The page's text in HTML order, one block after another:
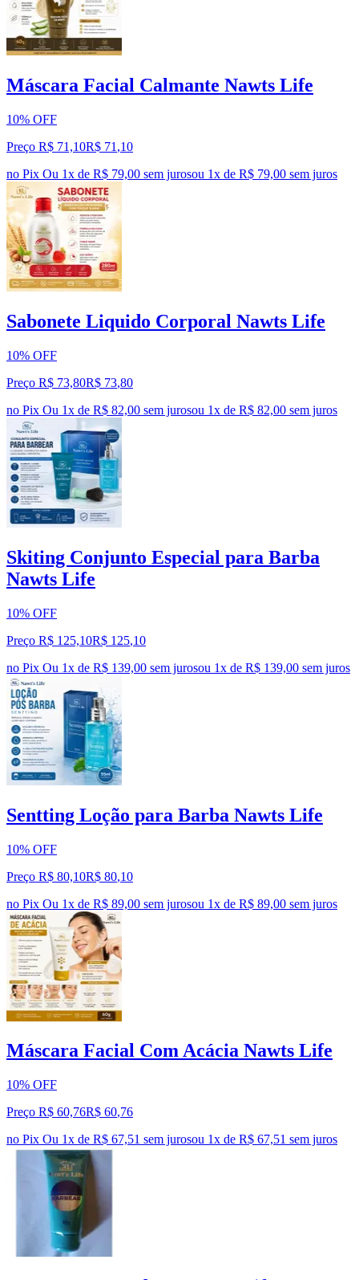
Máscara Facial Calmante Nawts Life
10% OFF
Preço R$ 71,10R$ 71 ,10
no Pix Ou 1x de R$ 79,00 sem jurosou 1x de R$ 79,00 sem juros
Sabonete Liquido Corporal Nawts Life
10% OFF
Preço R$ 73,80R$ 73,80
no Pix Ou 1x de R$ 82,00 sem jurosou 1x de R$ 82,00 sem juros
Skiting Conjunto Especial para Barba
Nawts Life
10% OFF
Preço R$ 125,10R$ 125,10
no Pix Ou 1x de R$ 139,00 sem jurosou 1x de R$ 139,00 sem juros
Sentting Loção para Barba Nawts Life
10% OFF
Preço R$ 80,10R$ 80,10
no Pix Ou 1x de R$ 89,00 sem jurosou 1x de R$ 89,00 sem juros
Máscara Facial Com Acácia Nawts Life
10% OFF
Preço R$ 60,76R$ 60,76
no Pix Ou 1x de R$ 67,51 sem jurosou 1x de R$ 67,51 sem juros